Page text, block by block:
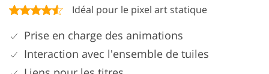
Idéal pour le pixel art statique
Prise en charge des animations
Interaction avec l'ensemble de tuiles